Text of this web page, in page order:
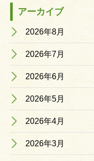
アーカイブ
2026年8月
2026年7月
2026年6月
2026年5月
2026年4月
2026年3月